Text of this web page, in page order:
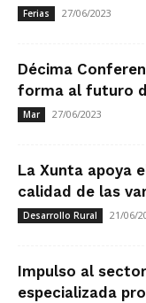
Ferias 27/06/2023
Décima
forma al futuro
Mar 27/06/2023
La Xunta apoya
calidad de las
Desarrollo Rural 21/06/
Impulso al
especializada